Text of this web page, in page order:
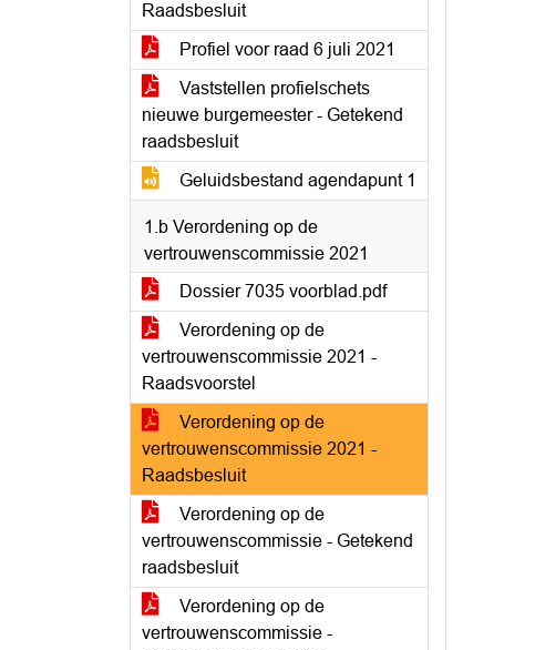
Raadsbesluit
Profiel voor raad 6 juli 2021
Vaststellen profielschets
nieuwe burgemeester - Getekend
raadsbesluit
Geluidsbestand agendapunt 1
1.b Verordening op de
vertrouwenscommissie 2021
Dossier 7035 voorblad.pdf
Verordening op de
vertrouwenscommissie 2021 -
Raadsvoorstel
Verordening op de
vertrouwenscommissie 2021 -
Raadsbesluit
Verordening op de
vertrouwenscommissie - Getekend
raadsbesluit
Verordening op de
vertrouwenscommissie -